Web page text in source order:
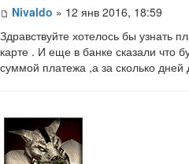
Nivaldo » 12 янв 2016, 18:59
Здравствуйте хотелось бы узнать
карте . И еще в банке сказали что
суммой платежа ,а за сколько